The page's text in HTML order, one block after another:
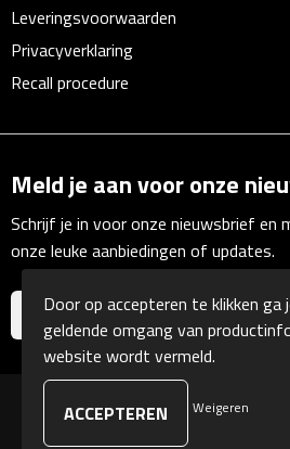
Magneten
Muismatten
Pennen etui's
Pennenhouders
Puntenslijpers
Rekenmachines
Document- & Schrijfmappen
Documentmappen
Leveringsvoorwaarden
Privacyverklaring
Recall procedure
Meld je aan voor onze
Schrijf je in voor onze nieuwsbrief en
onze leuke aanbiedingen of updates.
© Copyright
Door op accepteren te klikken ga
geldende omgang van
website wordt vermeld.
Weigeren